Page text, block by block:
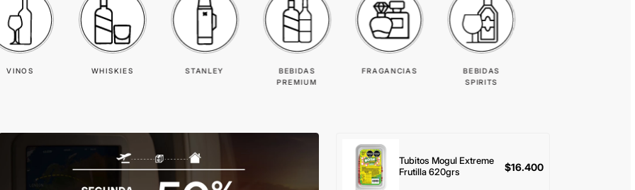
VINOS WHISKIES STANLEY
BEBIDAS
PREMIUM
FRAGANCIAS
BEBIDAS
SPIRITS
Tubitos Mogul Extreme
Frutilla 620grs
$16.400